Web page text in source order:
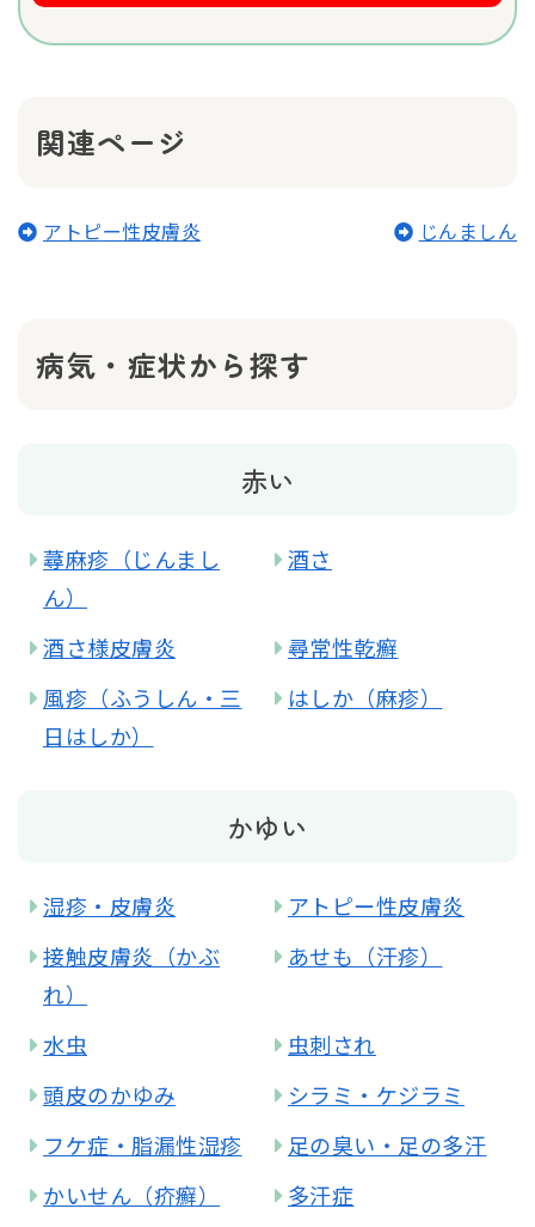
関連ページ
アトピー性皮膚炎 じんましん
病気・症状から探す
赤い
蕁麻疹（じんまし
ん）
酒さ
酒さ様皮膚炎
尋常性乾癬
風疹（ふうしん・三
日はしか）
はしか（麻疹）
かゆい
湿疹・皮膚炎
アトピー性皮膚炎
接触皮膚炎（かぶ
れ）
あせも（汗疹）
水虫
虫刺され
頭皮のかゆみ
シラミ・ケジラミ
フケ症・脂漏性湿疹
足の臭い・足の多汗
かいせん（疥癬）
多汗症